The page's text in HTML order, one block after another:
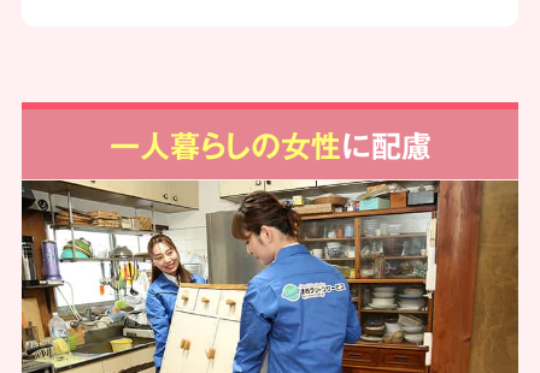
一人暮らしの女性に配慮